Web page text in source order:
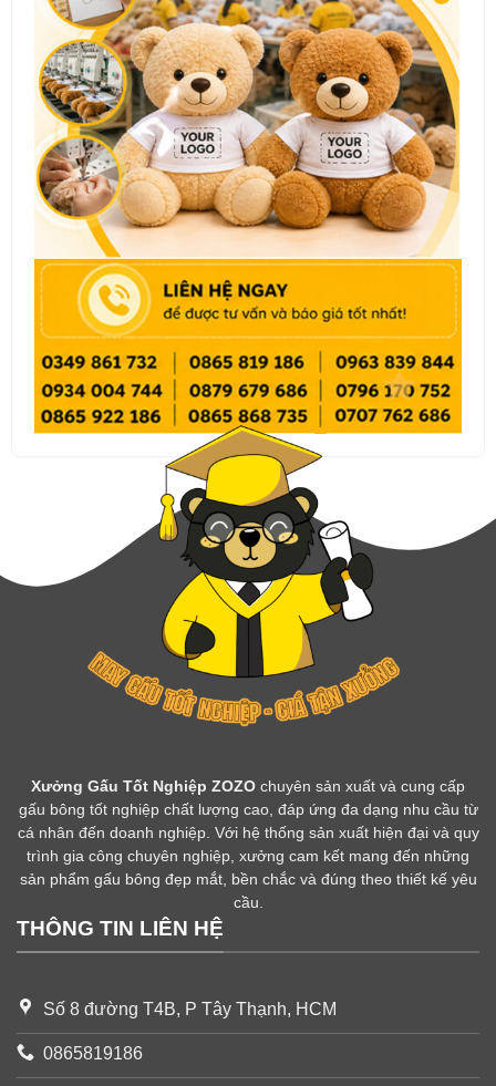
Xưởng Gấu Tốt Nghiệp ZOZO chuyên sản xuất và cung cấp
gấu bông tốt nghiệp chất lượng cao, đáp ứng đa dạng nhu cầu từ
cá nhân đến doanh nghiệp. Với hệ thống sản xuất hiện đại và quy
trình gia công chuyên nghiệp, xưởng cam kết mang đến những
sản phẩm gấu bông đẹp mắt, bền chắc và đúng theo thiết kế yêu
cầu.
THÔNG TIN LIÊN HỆ
Số 8 đường T4B, P Tây Thạnh, HCM
0865819186